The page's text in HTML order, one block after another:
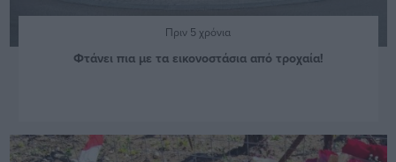
Πριν 5 χρόνια
Φτάνει πια με τα εικονοστάσια από τροχαία!